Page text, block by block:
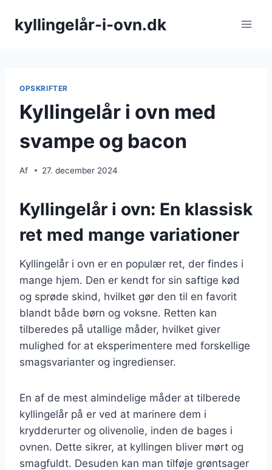
kyllingelår-i-ovn.dk
OPSKRIFTER
Kyllingelår i ovn med
svampe og bacon
Af 27. december 2024
Kyllingelår i ovn: En klassisk
ret med mange variationer
Kyllingelår i ovn er en populær ret, der findes i
mange hjem. Den er kendt for sin saftige kød
og sprøde skind, hvilket gør den til en favorit
blandt både børn og voksne. Retten kan
tilberedes på utallige måder, hvilket giver
mulighed for at eksperimentere med forskellige
smagsvarianter og ingredienser.
En af de mest almindelige måder at tilberede
kyllingelår på er ved at marinere dem i
krydderurter og olivenolie, inden de bages i
ovnen. Dette sikrer, at kyllingen bliver mørt og
smagfuldt. Desuden kan man tilføje grøntsager